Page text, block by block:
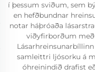
í þessum sviðum, sem
en hefðbundnar
notar háþróaða
viðyfirborðum
samleittri ljósorku á
óhreinindið drafist